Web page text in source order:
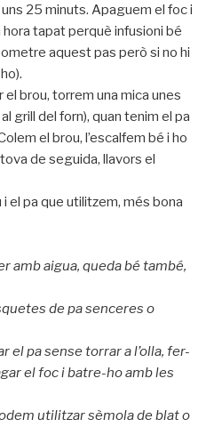
25 minuts. Apaguem el foc i
tapat perquè infusioni bé
aquest pas però si no hi
brou, torrem una mica unes
grill del forn), quan tenim el pa
el brou, l’escalfem bé i ho
de seguida, llavors el
el pa que utilitzem, més bona
amb aigua, queda bé també,
de pa senceres o
el pa sense torrar a l’olla, fer-
el foc i batre-ho amb les
utilitzar sèmola de blat o